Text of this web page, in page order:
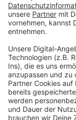
Anzeige
Anzeige